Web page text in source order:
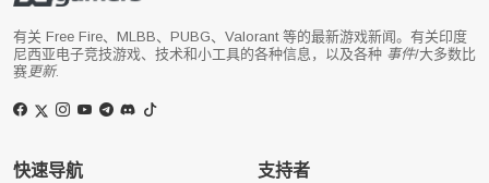
有关 Free Fire、MLBB、PUBG、Valorant 等的最新游戏新闻。有关印度
尼西亚电子竞技游戏、技术和小工具的各种信息，以及各种 事件/大多数比
赛 更新.
快速导航 支持者